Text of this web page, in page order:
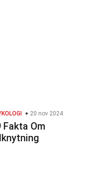
20 nov 2024
Fakta Om